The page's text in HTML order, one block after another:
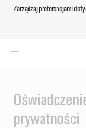
Zarządzaj preferencjami
prywatności